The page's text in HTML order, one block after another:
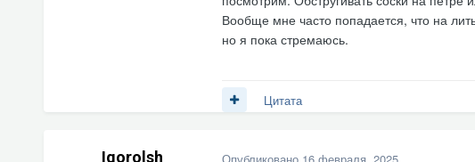
Вообще мне часто попадается, что на
но я пока стремаюсь.
Цитата
Igorolsh Опубликовано 16 февраля, 2025